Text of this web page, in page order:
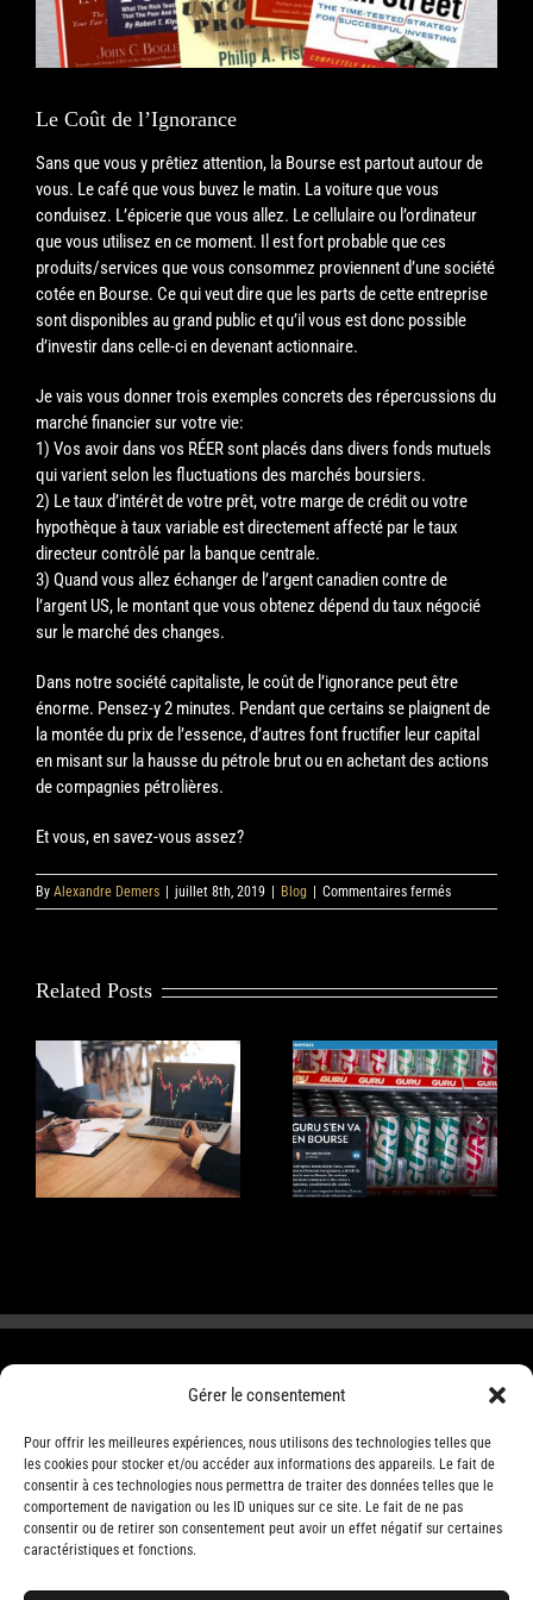
Gérer le consentement
Pour offrir les meilleures expériences, nous utilisons des technologies telles que
les cookies pour stocker et/ou accéder aux informations des appareils. Le fait de
consentir à ces technologies nous permettra de traiter des données telles que le
comportement de navigation ou les ID uniques sur ce site. Le fait de ne pas
consentir ou de retirer son consentement peut avoir un effet négatif sur certaines
caractéristiques et fonctions.
Le Coût de l’Ignorance
Sans que vous y prêtiez attention, la Bourse est partout autour de
vous. Le café que vous buvez le matin. La voiture que vous
conduisez. L’épicerie que vous allez. Le cellulaire ou l’ordinateur
que vous utilisez en ce moment. Il est fort probable que ces
produits/services que vous consommez proviennent d’une société
cotée en Bourse. Ce qui veut dire que les parts de cette entreprise
sont disponibles au grand public et qu’il vous est donc possible
d’investir dans celle-ci en devenant actionnaire.
Je vais vous donner trois exemples concrets des répercussions du
marché financier sur votre vie:
1) Vos avoir dans vos RÉER sont placés dans divers fonds mutuels
qui varient selon les fluctuations des marchés boursiers.
2) Le taux d’intérêt de votre prêt, votre marge de crédit ou votre
hypothèque à taux variable est directement affecté par le taux
directeur contrôlé par la banque centrale.
3) Quand vous allez échanger de l’argent canadien contre de
l’argent US, le montant que vous obtenez dépend du taux négocié
sur le marché des changes.
Dans notre société capitaliste, le coût de l’ignorance peut être
énorme. Pensez-y 2 minutes. Pendant que certains se plaignent de
la montée du prix de l’essence, d’autres font fructifier leur capital
en misant sur la hausse du pétrole brut ou en achetant des actions
de compagnies pétrolières.
Et vous, en savez-vous assez?
By Alexandre Demers juillet 8th, 2019 Blog Commentaires ferméssur
Le
Related Posts
Qu’est-ce qu’une
introduction en
Bourse?
Comprendre le
versement de
dividendes des
actions cotées en